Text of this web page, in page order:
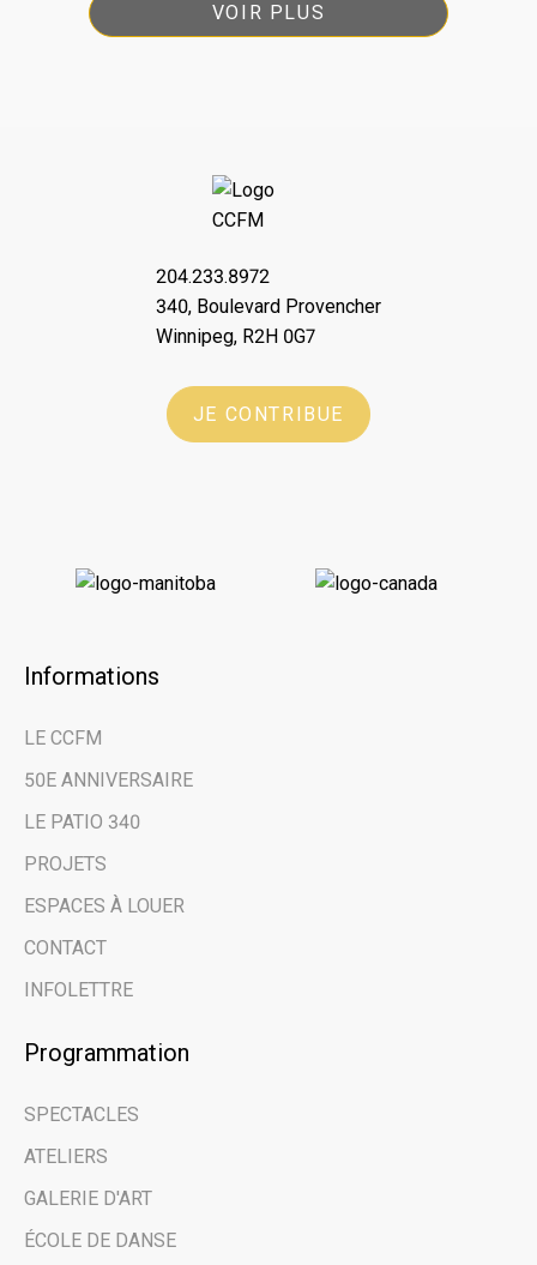
VOIR PLUS
204.233.8972
340, Boulevard Provencher
Winnipeg, R2H 0G7
JE CONTRIBUE
Informations
LE CCFM
50E ANNIVERSAIRE
LE PATIO 340
PROJETS
ESPACES À LOUER
CONTACT
INFOLETTRE
Programmation
SPECTACLES
ATELIERS
GALERIE D'ART
ÉCOLE DE DANSE